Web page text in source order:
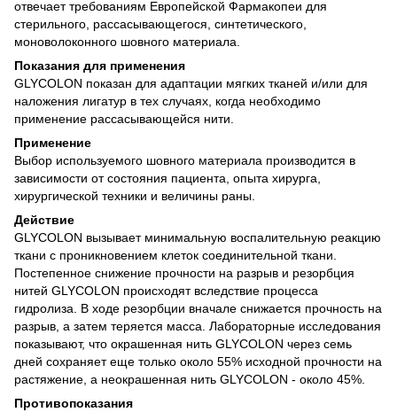
отвечает требованиям Европейской Фармакопеи для
стерильного, рассасывающегося, синтетического,
моноволоконного шовного материала.
Показания для применения
GLYCOLON показан для адаптации мягких тканей и/или для
наложения лигатур в тех случаях, когда необходимо
применение рассасывающейся нити.
Применение
Выбор используемого шовного материала производится в
зависимости от состояния пациента, опыта хирурга,
хирургической техники и величины раны.
Действие
GLYCOLON вызывает минимальную воспалительную реакцию
ткани с проникновением клеток соединительной ткани.
Постепенное снижение прочности на разрыв и резорбция
нитей GLYCOLON происходят вследствие процесса
гидролиза. В ходе резорбции вначале снижается прочность на
разрыв, а затем теряется масса. Лабораторные исследования
показывают, что окрашенная нить GLYCOLON через семь
дней сохраняет еще только около 55% исходной прочности на
растяжение, а неокрашенная нить GLYCOLON - около 45%.
Противопоказания